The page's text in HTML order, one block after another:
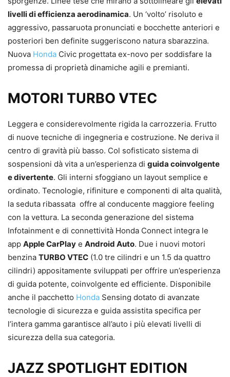
livelli di efficienza aerodinamica. Un ‘volto’ risoluto e
aggressivo, passaruota pronunciati e bocchette anteriori e
posteriori ben definite suggeriscono natura sbarazzina.
Nuova Honda Civic progettata ex-novo per soddisfare la
promessa di proprietà dinamiche agili e premianti.
MOTORI TURBO VTEC
Leggera e considerevolmente rigida la carrozzeria. Frutto
di nuove tecniche di ingegneria e costruzione. Ne deriva il
centro di gravità più basso. Col sofisticato sistema di
sospensioni dà vita a un’esperienza di guida coinvolgente
e divertente. Gli interni sfoggiano un layout semplice e
ordinato. Tecnologie, rifiniture e componenti di alta qualità,
la seduta ribassata offre al conducente maggiore feeling
con la vettura. La seconda generazione del sistema
Infotainment e di connettività Honda Connect integra le
app Apple CarPlay e Android Auto. Due i nuovi motori
benzina TURBO VTEC (1.0 tre cilindri e un 1.5 da quattro
cilindri) appositamente sviluppati per offrire un’esperienza
di guida potente, coinvolgente ed efficiente. Disponibile
anche il pacchetto Honda Sensing dotato di avanzate
tecnologie di sicurezza e guida assistita specifica per
l’intera gamma garantisce all’auto i più elevati livelli di
sicurezza della sua categoria.
JAZZ SPOTLIGHT EDITION